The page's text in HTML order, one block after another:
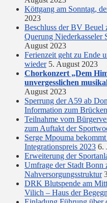
Köttgang am Sonntag,
2023
Beschluss der BV Beuel
Querung Niederkasseler
August 2023
Ferienzeit geht zu Ende
wieder 5. August 2023
Chorkonzert „Dem
unvergesslichen
August 2023
Sperrung der A59 ab
Information zum
Teilnahme vom
zum Auftakt der
Serge Mpouma
Integrationspreis 2023 6.
Erweiterung der
Umfrage der Stadt Bonn
Nahversorgungsstruktur
DRK Blutspende am
Vilich – Haus der